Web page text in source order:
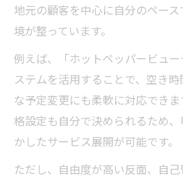
地元の顧客を中心に自分のペー
境が整っています。
例えば、「ホットペッパービュ
ステムを活用することで、空き
な予定変更にも柔軟に対応でき
格設定も自分で決められるため
かしたサービス展開が可能です。
ただし、自由度が高い反面、自